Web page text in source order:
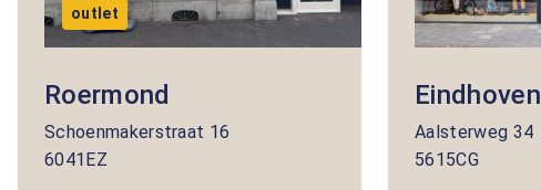
outlet
Roermond
Schoenmakerstraat 16
6041EZ
Eindhoven
Aalsterweg 34
5615CG